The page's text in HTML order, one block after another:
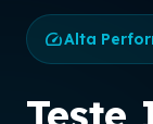
speedAlta